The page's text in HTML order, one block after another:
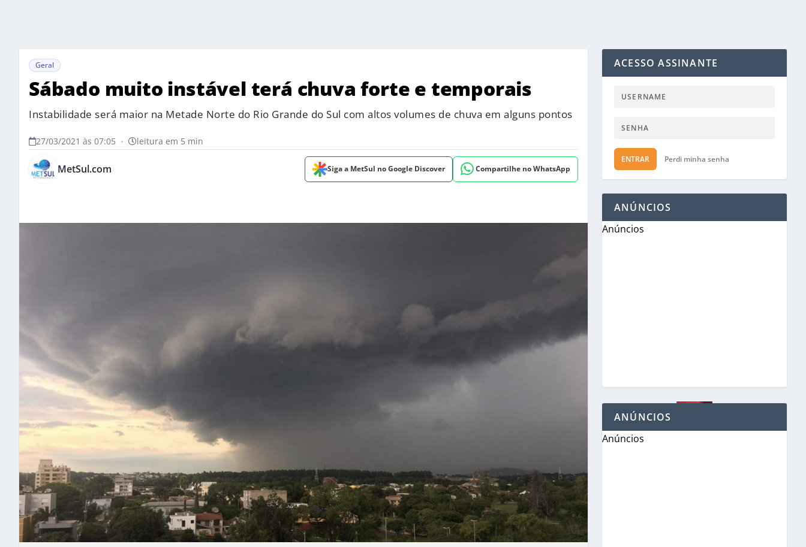
Geral
Sábado muito instável terá chuva forte e temporais
Instabilidade será maior na Metade Norte do Rio Grande do Sul com altos volumes de chuva em alguns pontos
27/03/2021 às 07:05 • leitura em 5 min
MetSul.com Siga a MetSul no Google Discover Compartilhe no WhatsApp
ACESSO ASSINANTE
ENTRAR Perdi minha senha
ANÚNCIOS
Anúncios
ANÚNCIOS
Anúncios